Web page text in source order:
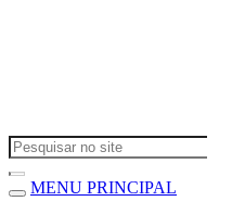
MENU PRINCIPAL